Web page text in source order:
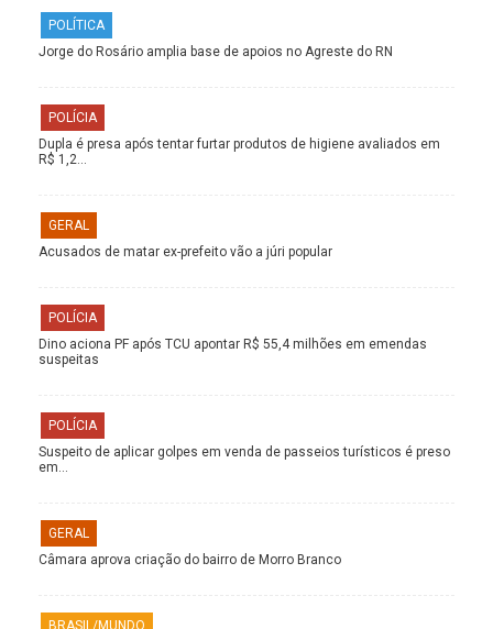
POLÍTICA
Jorge do Rosário amplia base de apoios no Agreste do RN
POLÍCIA
Dupla é presa após tentar furtar produtos de higiene avaliados em
R$ 1,2…
GERAL
Acusados de matar ex-prefeito vão a júri popular
POLÍCIA
Dino aciona PF após TCU apontar R$ 55,4 milhões em emendas
suspeitas
POLÍCIA
Suspeito de aplicar golpes em venda de passeios turísticos é preso
em…
GERAL
Câmara aprova criação do bairro de Morro Branco